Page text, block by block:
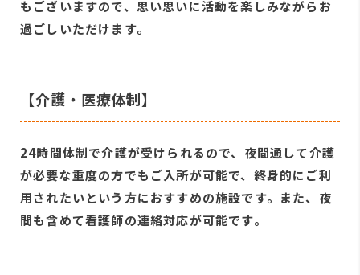
もございますので、思い思いに活動を楽しみながらお
過ごしいただけます。
【介護・医療体制】
24時間体制で介護が受けられるので、夜間通して介護
が必要な重度の方でもご入所が可能で、終身的にご利
用されたいという方におすすめの施設です。また、夜
間も含めて看護師の連絡対応が可能です。